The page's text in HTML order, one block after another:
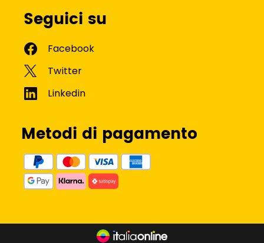
Seguici su
Metodi di pagamento